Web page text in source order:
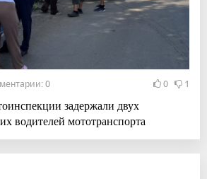
0 0 1
задержали двух
водителей мототранспорта